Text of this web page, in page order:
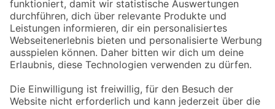
Entdecke Fressnapf
Tierversicherung
GPS-Tracker
Fressnapf Salon
Online-Shop